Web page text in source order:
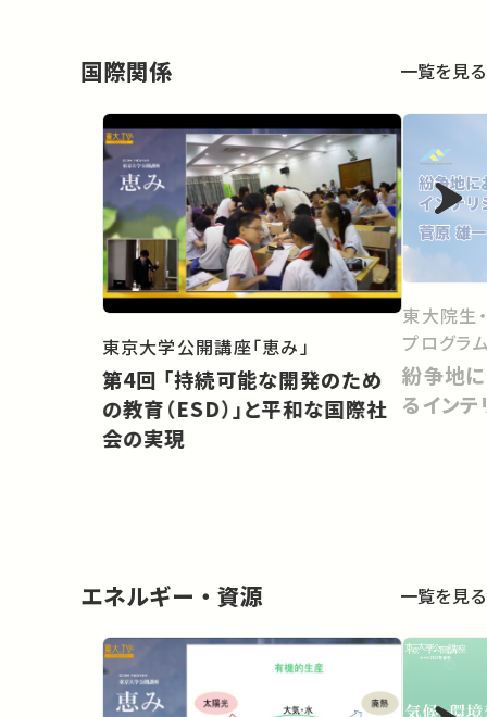
国際関係 一覧を見る
東京大学公開講座「恵み」
第4回 「持続可能な開発のため
の教育（ESD）」と平和な国際社
会の実現
東大院生
紛争地
るイン
エネルギー・資源 一覧を見る